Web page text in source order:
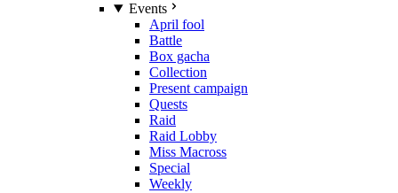
Events
April fool
Battle
Box gacha
Collection
Present campaign
Quests
Raid
Raid Lobby
Miss Macross
Special
Weekly